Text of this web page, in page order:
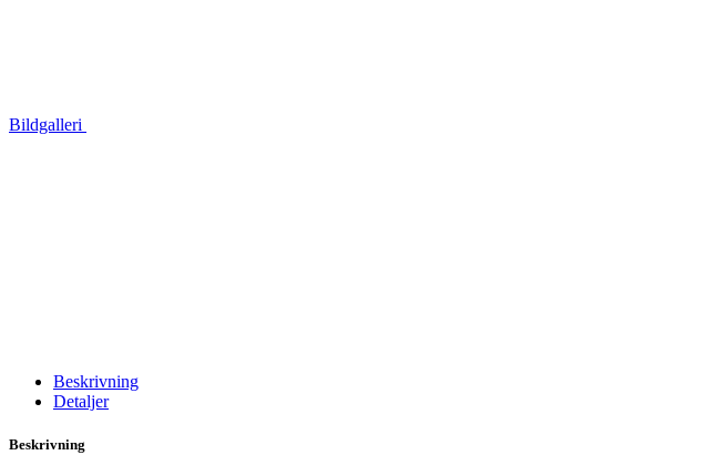
Bildgalleri
Beskrivning
Detaljer
Beskrivning